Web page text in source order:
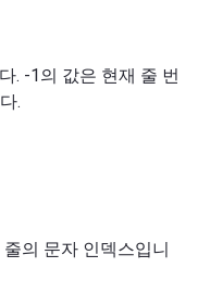
. -1의 값은 현재 줄 번
.
의 문자 인덱스입니